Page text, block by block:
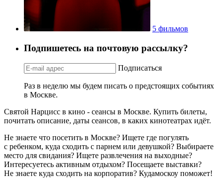
5 фильмов
Подпишетесь на почтовую рассылку?
Подписаться
Раз в неделю мы будем писать о предстоящих событиях
в Москве.
Святой Нарцисс в кино - сеансы в Москве. Купить билеты,
почитать описание, даты сеансов, в каких кинотеатрах идёт.
Не знаете что посетить в Москве? Ищете где погулять
с ребенком, куда сходить с парнем или девушкой? Выбираете
место для свидания? Ищете развлечения на выходные?
Интересуетесь активным отдыхом? Посещаете выставки?
Не знаете куда сходить на корпоратив? Кудамоскоу поможет!